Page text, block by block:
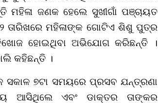
ଜଣକ ହେଲେ ସୁଖୀଗାଁ ପଞ୍ଚାୟତ
୨ ତାରିଖରେ ମହିଳାଙ୍କ ଗୋଟିଏ ଶିଶୁ ପୁତ୍ର
ହୋଇଥିବା ଅଭିଯୋଗ କରିଛନ୍ତି ।
କହିଛନ୍ତି ।
ସକାଳ ୭ଟା ସମୟରେ ପ୍ରସବ ଯନ୍ତ୍ରଣା
ଆସିଥିଲେ ଏବଂ ଡାକ୍ତର ତାଙ୍କର